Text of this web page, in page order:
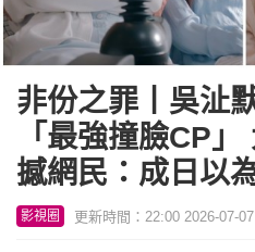
非份之罪丨吳沚
「最強撞臉CP
撼網民：成日以
影視圈 更新時間：22:00 2026-07-